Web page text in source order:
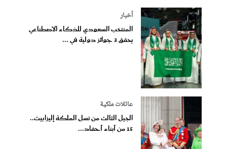
أخبار
المنتخب السعودي للذكاء الاصطناعي
يحقق 3 جوائز دولية في ...
عائلات ملكية
الجيل الثالث من نسل الملكة إليزابيث..
15 من أبناء أحفاد...